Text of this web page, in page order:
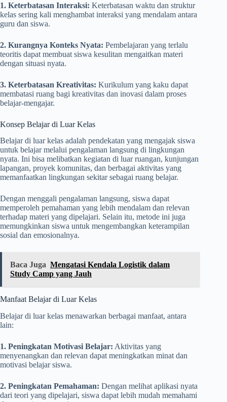
1. Keterbatasan Interaksi: Keterbatasan waktu dan struktur
kelas sering kali menghambat interaksi yang mendalam antara
guru dan siswa.
2. Kurangnya Konteks Nyata: Pembelajaran yang terlalu
teoritis dapat membuat siswa kesulitan mengaitkan materi
dengan situasi nyata.
3. Keterbatasan Kreativitas: Kurikulum yang kaku dapat
membatasi ruang bagi kreativitas dan inovasi dalam proses
belajar-mengajar.
Konsep Belajar di Luar Kelas
Belajar di luar kelas adalah pendekatan yang mengajak siswa
untuk belajar melalui pengalaman langsung di lingkungan
nyata. Ini bisa melibatkan kegiatan di luar ruangan, kunjungan
lapangan, proyek komunitas, dan berbagai aktivitas yang
memanfaatkan lingkungan sekitar sebagai ruang belajar.
Dengan menggali pengalaman langsung, siswa dapat
memperoleh pemahaman yang lebih mendalam dan relevan
terhadap materi yang dipelajari. Selain itu, metode ini juga
memungkinkan siswa untuk mengembangkan keterampilan
sosial dan emosionalnya.
Baca Juga Mengatasi Kendala Logistik dalam
Study Camp yang Jauh
Manfaat Belajar di Luar Kelas
Belajar di luar kelas menawarkan berbagai manfaat, antara
lain:
1. Peningkatan Motivasi Belajar: Aktivitas yang
menyenangkan dan relevan dapat meningkatkan minat dan
motivasi belajar siswa.
2. Peningkatan Pemahaman: Dengan melihat aplikasi nyata
dari teori yang dipelajari, siswa dapat lebih mudah memahami